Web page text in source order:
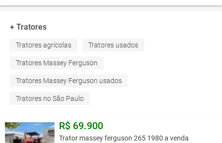
+ Tratores
Tratores agrícolas Tratores usados
Tratores Massey Ferguson
Tratores Massey Ferguson usados
Tratores no São Paulo
R$ 69.900
Trator massey ferguson 265 1980 a venda